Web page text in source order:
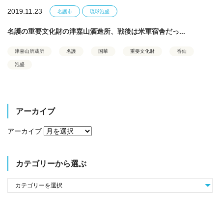
2019.11.23 名護市 琉球泡盛
名護の重要文化財の津嘉山酒造所、戦後は米軍宿舎だっ...
津嘉山所蔵所 名護 国華 重要文化財 香仙
泡盛
アーカイブ
アーカイブ
カテゴリーから選ぶ